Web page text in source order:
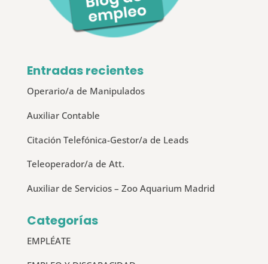
Entradas recientes
Operario/a de Manipulados
Auxiliar Contable
Citación Telefónica-Gestor/a de Leads
Teleoperador/a de Att.
Auxiliar de Servicios – Zoo Aquarium Madrid
Categorías
EMPLÉATE